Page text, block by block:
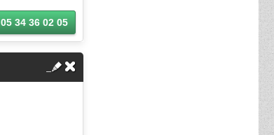
05 34 36 02 05